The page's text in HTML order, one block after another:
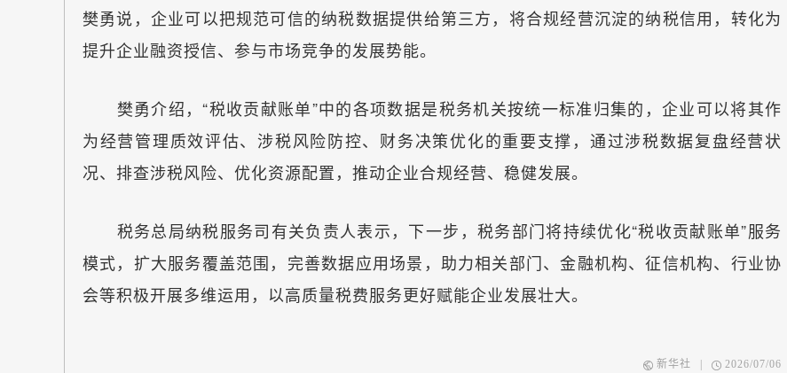
樊勇说，企业可以把规范可信的纳税数据提供给第三方，将合规经营沉淀的纳税信用，转化为
提升企业融资授信、参与市场竞争的发展势能。
樊勇介绍，“税收贡献账单”中的各项数据是税务机关按统一标准归集的，企业可以将其作
为经营管理质效评估、涉税风险防控、财务决策优化的重要支撑，通过涉税数据复盘经营状
况、排查涉税风险、优化资源配置，推动企业合规经营、稳健发展。
税务总局纳税服务司有关负责人表示，下一步，税务部门将持续优化“税收贡献账单”服务
模式，扩大服务覆盖范围，完善数据应用场景，助力相关部门、金融机构、征信机构、行业协
会等积极开展多维运用，以高质量税费服务更好赋能企业发展壮大。
新华社 2026/07/06